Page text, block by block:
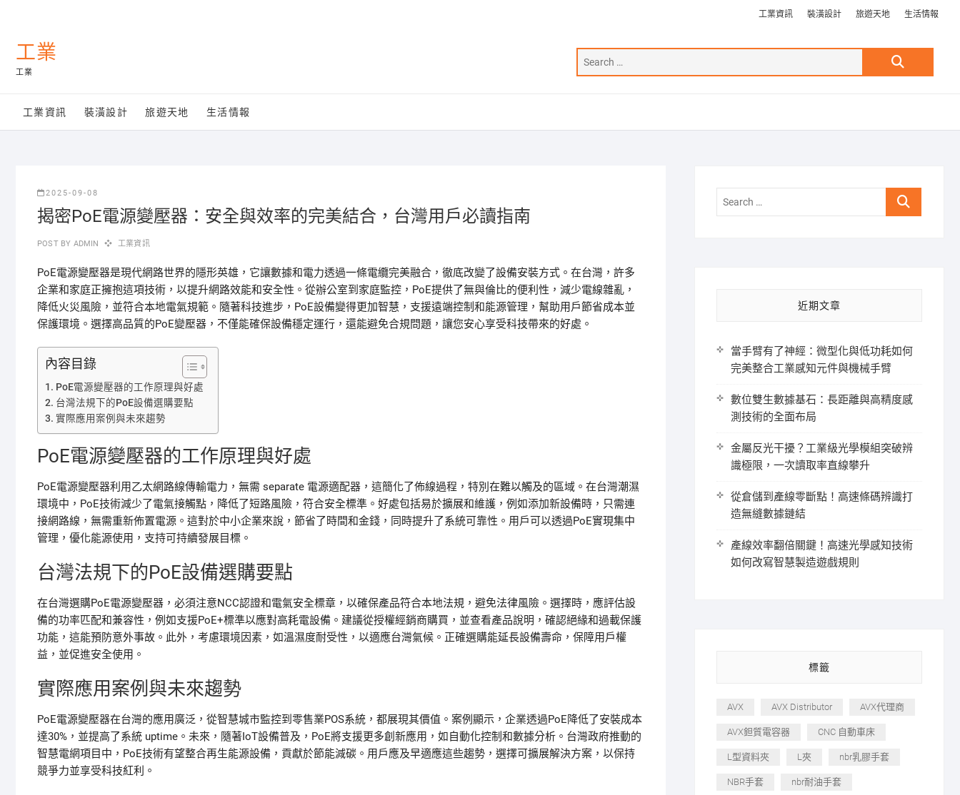
content
工業資訊 裝潢設計 旅遊天地 生活情報
工業
工業
Search
工業資訊 裝潢設計 旅遊天地 生活情報
2025-09-08
揭密PoE電源變壓器：安全與效率的完美結合，台灣用戶必讀指南
POST BY ADMIN 工業資訊
PoE電源變壓器是現代網路世界的隱形英雄，它讓數據和電力透過一條電纜完美融合，徹底改變了設備安裝方式。在台灣，許多
企業和家庭正擁抱這項技術，以提升網路效能和安全性。從辦公室到家庭監控，PoE提供了無與倫比的便利性，減少電線雜亂，
降低火災風險，並符合本地電氣規範。隨著科技進步，PoE設備變得更加智慧，支援遠端控制和能源管理，幫助用戶節省成本並
保護環境。選擇高品質的PoE變壓器，不僅能確保設備穩定運行，還能避免合規問題，讓您安心享受科技帶來的好處。
內容目錄
PoE電源變壓器的工作原理與好處
台灣法規下的PoE設備選購要點
實際應用案例與未來趨勢
PoE電源變壓器的工作原理與好處
PoE電源變壓器利用乙太網路線傳輸電力，無需 separate 電源適配器，這簡化了佈線過程，特別在難以觸及的區域。在台灣潮濕
環境中，PoE技術減少了電氣接觸點，降低了短路風險，符合安全標準。好處包括易於擴展和維護，例如添加新設備時，只需連
接網路線，無需重新佈置電源。這對於中小企業來說，節省了時間和金錢，同時提升了系統可靠性。用戶可以透過PoE實現集中
管理，優化能源使用，支持可持續發展目標。
台灣法規下的PoE設備選購要點
在台灣選購PoE電源變壓器，必須注意NCC認證和電氣安全標章，以確保產品符合本地法規，避免法律風險。選擇時，應評估設
備的功率匹配和兼容性，例如支援PoE+標準以應對高耗電設備。建議從授權經銷商購買，並查看產品說明，確認絕緣和過載保護
功能，這能預防意外事故。此外，考慮環境因素，如溫濕度耐受性，以適應台灣氣候。正確選購能延長設備壽命，保障用戶權
益，並促進安全使用。
實際應用案例與未來趨勢
PoE電源變壓器在台灣的應用廣泛，從智慧城市監控到零售業POS系統，都展現其價值。案例顯示，企業透過PoE降低了安裝成本
達30%，並提高了系統 uptime。未來，隨著IoT設備普及，PoE將支援更多創新應用，如自動化控制和數據分析。台灣政府推動的
智慧電網項目中，PoE技術有望整合再生能源設備，貢獻於節能減碳。用戶應及早適應這些趨勢，選擇可擴展解決方案，以保持
競爭力並享受科技紅利。
Search
近期文章
當手臂有了神經：微型化與低功耗如何
完美整合工業感知元件與機械手臂
數位雙生數據基石：長距離與高精度感
測技術的全面布局
金屬反光干擾？工業級光學模組突破辨
識極限，一次讀取率直線攀升
從倉儲到產線零斷點！高速條碼辨識打
造無縫數據鏈結
產線效率翻倍關鍵！高速光學感知技術
如何改寫智慧製造遊戲規則
標籤
AVX AVX Distributor AVX代理商
AVX鉭質電容器 CNC 自動車床
L型資料夾 L夾 nbr乳膠手套
NBR手套 nbr耐油手套